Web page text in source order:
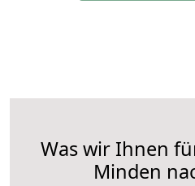
Was wir Ihnen
Minden